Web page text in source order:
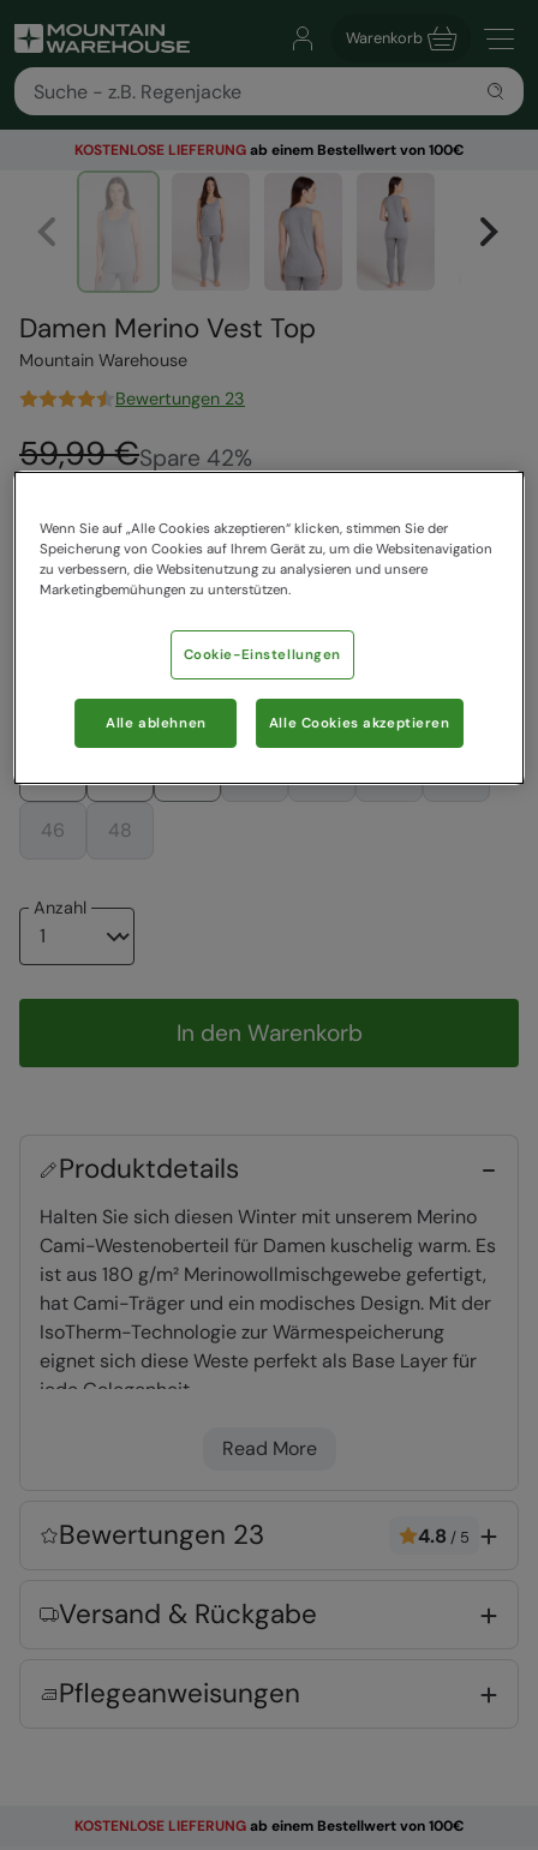
Warenkorb
KOSTENLOSE LIEFERUNGab einem Bestellwert von 100€
Damen Merino Vest Top
Mountain Warehouse
Bewertungen 23
59,99 €Spare 42%
34,99 €
Farbe:Hellgrau
Wählen Sie eine EU-Größe
Grössentabelle
46 48
Anzahl
In den Warenkorb
Produktdetails
Halten Sie sich diesen Winter mit unserem Merino
Cami-Westenoberteil für Damen kuschelig warm. Es
ist aus 180 g/m² Merinowollmischgewebe gefertigt,
hat Cami-Träger und ein modisches Design. Mit der
IsoTherm-Technologie zur Wärmespeicherung
eignet sich diese Weste perfekt als Base Layer für
jede Gelegenheit.
- sehr warme, hoch qualitative
Eigenschaften hat, damit Sie länger frisch
bleiben
Wärme besonders gut speichern, ohne
Garantie für garantierte Qualität und ein gutes
Read More
Bewertungen 23 4.8 / 5
Versand & Rückgabe
Pflegeanweisungen
KOSTENLOSE LIEFERUNGab einem Bestellwert von 100€
Wenn Sie auf „Alle Cookies akzeptieren“ klicken, stimmen Sie der
Speicherung von Cookies auf Ihrem Gerät zu, um die Websitenavigation
zu verbessern, die Websitenutzung zu analysieren und unsere
Marketingbemühungen zu unterstützen.
Cookie-Einstellungen
Alle ablehnen Alle Cookies akzeptieren